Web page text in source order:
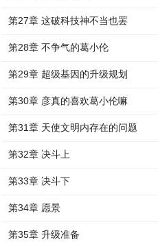
第27章 这破科技神不当也罢
第28章 不争气的葛小伦
第29章 超级基因的升级规划
第30章 彦真的喜欢葛小伦嘛
第31章 天使文明内存在的问题
第32章 决斗上
第33章 决斗下
第34章 愿景
第35章 升级准备